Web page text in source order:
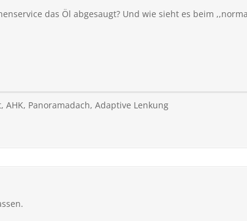
das Öl abgesaugt? Und wie sieht es beim
AHK, Panoramadach, Adaptive Lenkung